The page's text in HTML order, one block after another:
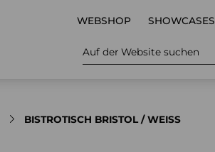
WEBSHOP SHOWCASES
Auf der Website suchen
BISTROTISCH BRISTOL / WEISS